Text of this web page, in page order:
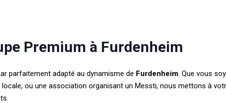
Premium à Furdenheim
parfaitement adapté au dynamisme de Furdenheim. Que vous
ou une association organisant un Messti, nous mettons à